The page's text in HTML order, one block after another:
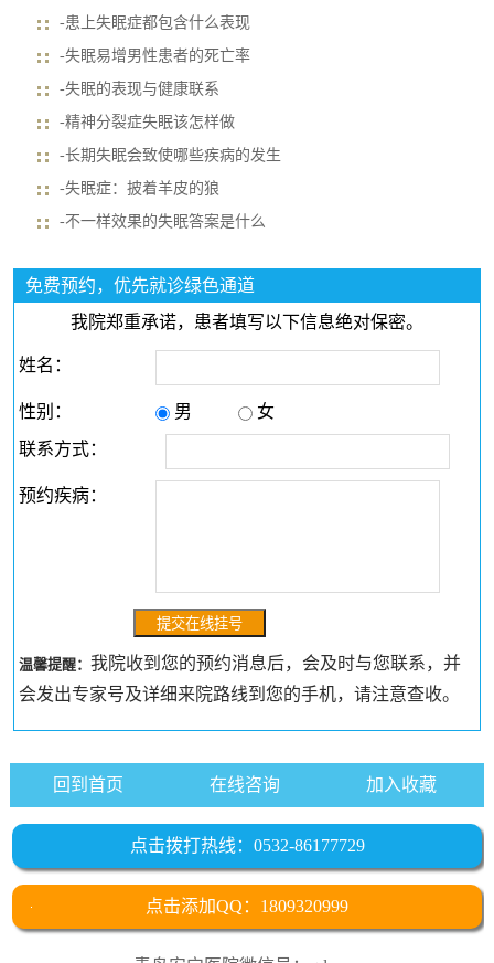
-患上失眠症都包含什么表现
-失眠易增男性患者的死亡率
-失眠的表现与健康联系
-精神分裂症失眠该怎样做
-长期失眠会致使哪些疾病的发生
-失眠症：披着羊皮的狼
-不一样效果的失眠答案是什么
免费预约，优先就诊绿色通道
我院郑重承诺，患者填写以下信息绝对保密。
姓名：
性别： 男
女
联系方式：
预约疾病：
温馨提醒：我院收到您的预约消息后，会及时与您联系，并
会发出专家号及详细来院路线到您的手机，请注意查收。
回到首页 在线咨询 加入收藏
点击拨打热线：0532-86177729
点击添加QQ：1809320999